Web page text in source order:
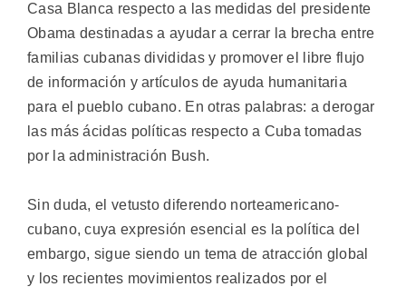
Casa Blanca respecto a las medidas del presidente
Obama destinadas a ayudar a cerrar la brecha entre
familias cubanas divididas y promover el libre flujo
de información y artículos de ayuda humanitaria
para el pueblo cubano. En otras palabras: a derogar
las más ácidas políticas respecto a Cuba tomadas
por la administración Bush.
Sin duda, el vetusto diferendo norteamericano-
cubano, cuya expresión esencial es la política del
embargo, sigue siendo un tema de atracción global
y los recientes movimientos realizados por el